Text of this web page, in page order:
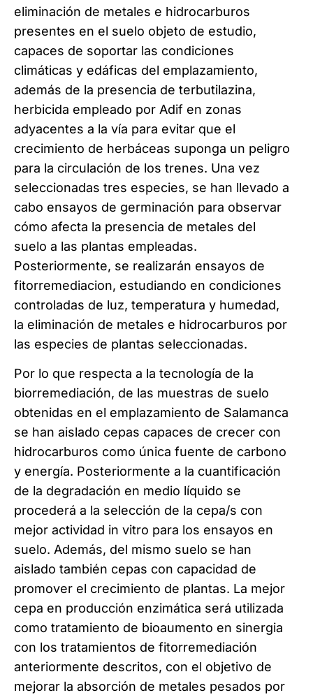
eliminación de metales e hidrocarburos
presentes en el suelo objeto de estudio,
capaces de soportar las condiciones
climáticas y edáficas del emplazamiento,
además de la presencia de terbutilazina,
herbicida empleado por Adif en zonas
adyacentes a la vía para evitar que el
crecimiento de herbáceas suponga un peligro
para la circulación de los trenes. Una vez
seleccionadas tres especies, se han llevado a
cabo ensayos de germinación para observar
cómo afecta la presencia de metales del
suelo a las plantas empleadas.
Posteriormente, se realizarán ensayos de
fitorremediacion, estudiando en condiciones
controladas de luz, temperatura y humedad,
la eliminación de metales e hidrocarburos por
las especies de plantas seleccionadas.
Por lo que respecta a la tecnología de la
biorremediación, de las muestras de suelo
obtenidas en el emplazamiento de Salamanca
se han aislado cepas capaces de crecer con
hidrocarburos como única fuente de carbono
y energía. Posteriormente a la cuantificación
de la degradación en medio líquido se
procederá a la selección de la cepa/s con
mejor actividad in vitro para los ensayos en
suelo. Además, del mismo suelo se han
aislado también cepas con capacidad de
promover el crecimiento de plantas. La mejor
cepa en producción enzimática será utilizada
como tratamiento de bioaumento en sinergia
con los tratamientos de fitorremediación
anteriormente descritos, con el objetivo de
mejorar la absorción de metales pesados por